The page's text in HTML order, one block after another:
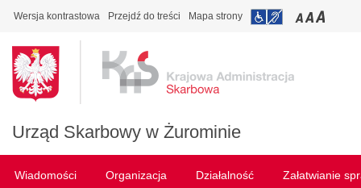
Wersja kontrastowa Przejdź do treści Mapa strony
Urząd Skarbowy w Żurominie
Wiadomości Organizacja Działalność Załatwianie